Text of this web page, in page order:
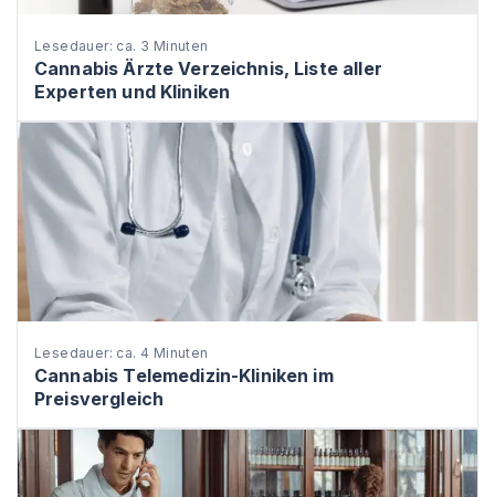
Lesedauer: ca. 3 Minuten
Cannabis Ärzte Verzeichnis, Liste aller
Experten und Kliniken
Lesedauer: ca. 4 Minuten
Cannabis Telemedizin-Kliniken im
Preisvergleich